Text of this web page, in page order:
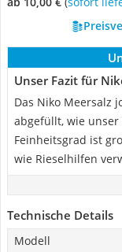
Unser Fazit für
Das Niko Meersalz
abgefüllt, wie unser
Feinheitsgrad ist
wie Rieselhilfen
Technische Details
Modell